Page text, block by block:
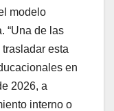
modelo
“Una de las
esta
en
2026, a
interno o